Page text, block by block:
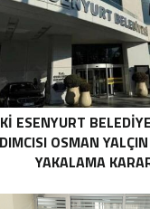
ESENYURT
OSMAN
YAKALAMA